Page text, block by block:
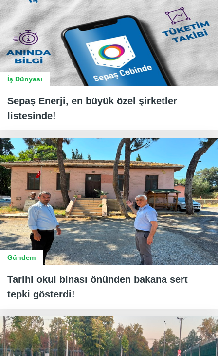
İş Dünyası
Sepaş Enerji, en büyük özel şirketler
listesinde!
Gündem
Tarihi okul binası önünden bakana sert
tepki gösterdi!